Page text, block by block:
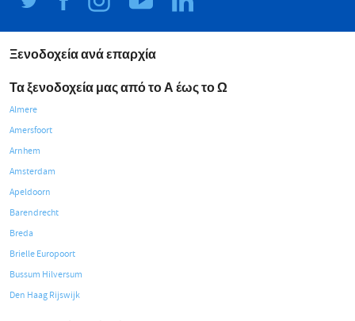
Ξενοδοχεία ανά επαρχία
Τα ξενοδοχεία μας από το Α έως το Ω
Almere
Amersfoort
Arnhem
Amsterdam
Apeldoorn
Barendrecht
Breda
Brielle Europoort
Bussum Hilversum
Den Haag Rijswijk